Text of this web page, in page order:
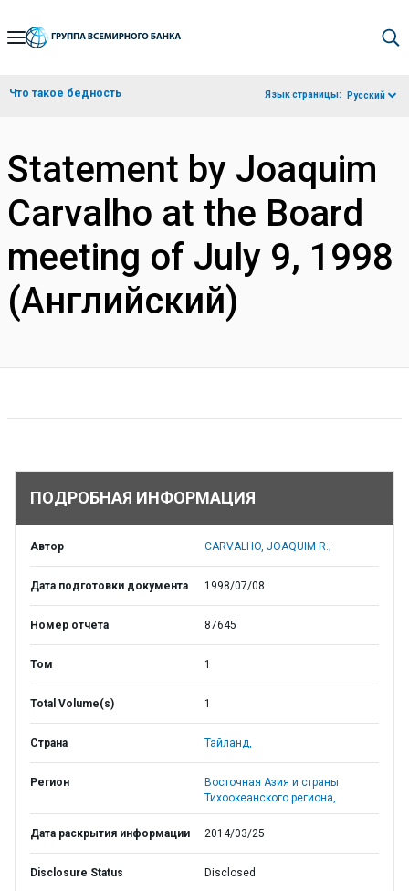
Skip
Navigation
Что такое бедность Язык страницы: Русский
Statement by Joaquim
Carvalho at the Board
meeting of July 9, 1998
(Английский)
ПОДРОБНАЯ ИНФОРМАЦИЯ
Автор CARVALHO, JOAQUIM R.;
Дата подготовки документа 1998/07/08
Номер отчета 87645
Том 1
Total Volume(s) 1
Страна Тайланд,
Регион
Восточная Азия и страны
Тихоокеанского региона,
Дата раскрытия информации 2014/03/25
Disclosure Status Disclosed